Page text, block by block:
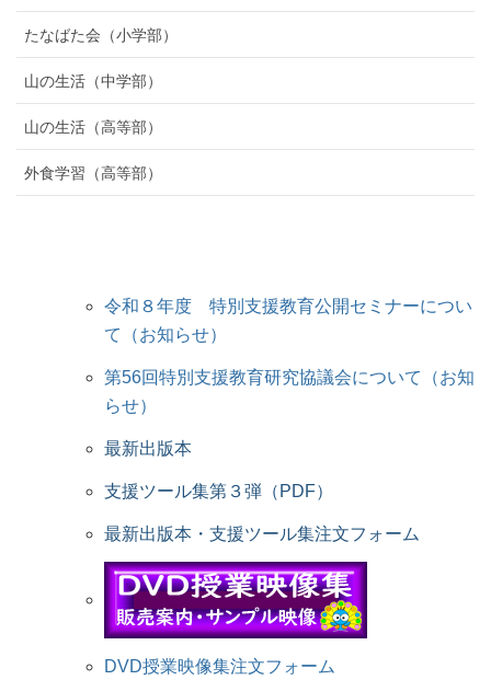
たなばた会（小学部）
山の生活（中学部）
山の生活（高等部）
外食学習（高等部）
令和８年度 特別支援教育公開セミナーについ
て（お知らせ）
第56回特別支援教育研究協議会について（お知
らせ）
最新出版本
支援ツール集第３弾（PDF）
最新出版本・支援ツール集注文フォーム
DVD授業映像集注文フォーム